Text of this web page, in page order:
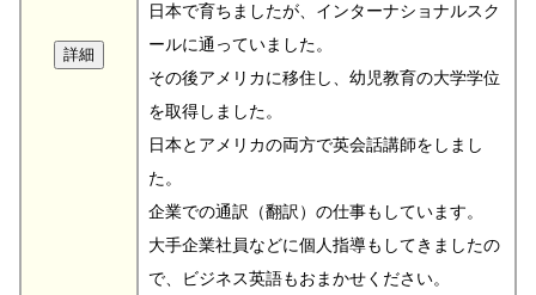
日本で育ちましたが、インターナショナルスク
ールに通っていました。
その後アメリカに移住し、幼児教育の大学学位
を取得しました。
日本とアメリカの両方で英会話講師をしまし
た。
企業での通訳（翻訳）の仕事もしています。
大手企業社員などに個人指導もしてきましたの
で、ビジネス英語もおまかせください。